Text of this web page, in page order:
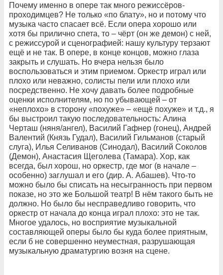
Почему именно в опере так много режиссёров-
проходимцев? Не только «по блату», но и потому что
музыка часто спасает всё. Если опера хорошо или
хотя бы прилично спета, то – чёрт (он же демон) с ней,
с режиссурой и сценографией: нашу культуру терзают
ещё и не так. В опере, в конце концов, можно глаза
закрыть и слушать. Но вчера нельзя было
воспользоваться и этим приемом. Оркестр играл или
плохо или неважно, солисты пели или плохо или
посредственно. Не хочу давать более подробные
оценки исполнителям, но по убывающей – от
«неплохо» в сторону «похуже» – «ещё похуже» и т.д., я
бы выстроил такую последовательность: Алина
Черташ (няня/ангел), Василий Гафнер (гонец), Андрей
Валентий (Князь Гудал), Василий Гильманов (старый
слуга), Илья Селиванов (Синодал), Василий Соколов
(Демон), Анастасия Щеголева (Тамара). Хор, как
всегда, был хорош, но оркестр, где мог (в начале –
особенно) заглушал и его (дир. А. Абашев). Что-то
можно было бы списать на несыгранность при первом
показе, но это же Большой театр! В нём такого быть не
должно. Но было бы несправедливо говорить, что
оркестр от начала до конца играл плохо: это не так.
Многое удалось, но восприятие музыкальной
составляющей оперы было бы куда более приятным,
если б не совершенно неуместная, разрушающая
музыкальную драматургию возня на сцене.